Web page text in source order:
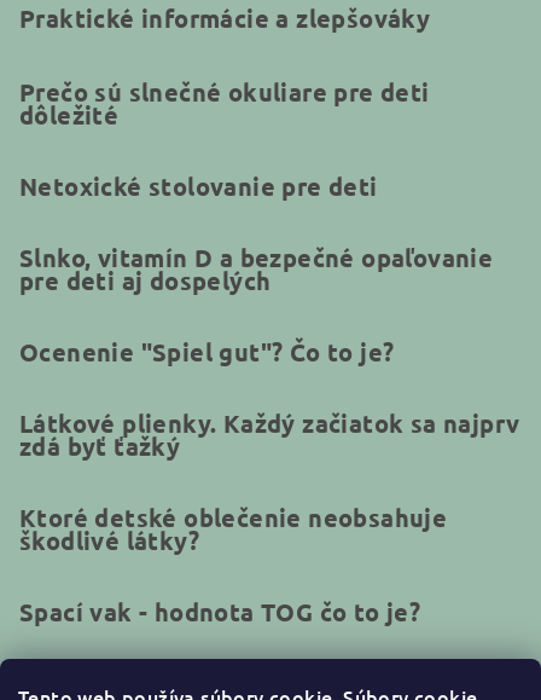
Praktické informácie a zlepšováky
Prečo sú slnečné okuliare pre deti
dôležité
Netoxické stolovanie pre deti
Slnko, vitamín D a bezpečné opaľovanie
pre deti aj dospelých
Ocenenie "Spiel gut"? Čo to je?
Látkové plienky. Každý začiatok sa najprv
zdá byť ťažký
Ktoré detské oblečenie neobsahuje
škodlivé látky?
Spací vak - hodnota TOG čo to je?